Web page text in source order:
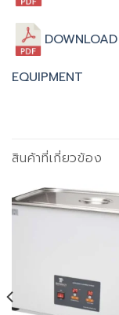
EQUIPMENT
สินค้าที่เกี่ยวข้อง